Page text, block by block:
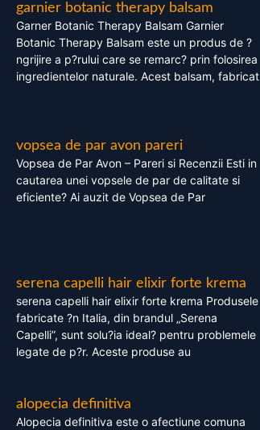
garnier botanic therapy balsam
Garner Botanic Therapy Balsam Garnier
Botanic Therapy Balsam este un produs de ?
ngrijire a p?rului care se remarc? prin folosirea
ingredientelor naturale. Acest balsam, fabricat
vopsea de par avon pareri
Vopsea de Par Avon – Pareri si Recenzii Esti in
cautarea unei vopsele de par de calitate si
eficiente? Ai auzit de Vopsea de Par
serena capelli hair elixir forte krema
serena capelli hair elixir forte krema Produsele
fabricate ?n Italia, din brandul „Serena
Capelli”, sunt solu?ia ideal? pentru problemele
legate de p?r. Aceste produse au
alopecia definitiva
Alopecia definitiva este o afectiune comuna